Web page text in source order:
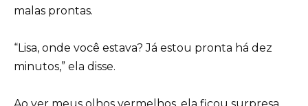
malas prontas.
“Lisa, onde você estava? Já estou pronta há dez
minutos,” ela disse.